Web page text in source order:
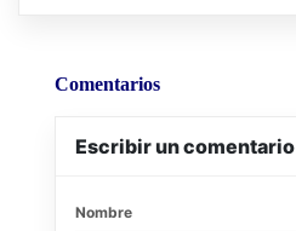
Comentarios
Escribir un comentario
Nombre